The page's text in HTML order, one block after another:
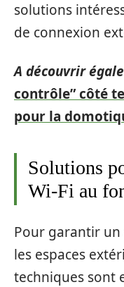
solutions
de connexion
A découvrir
contrôle” côté
pour la
Solutions
Wi-Fi au
Pour garantir un
les espaces
techniques sont